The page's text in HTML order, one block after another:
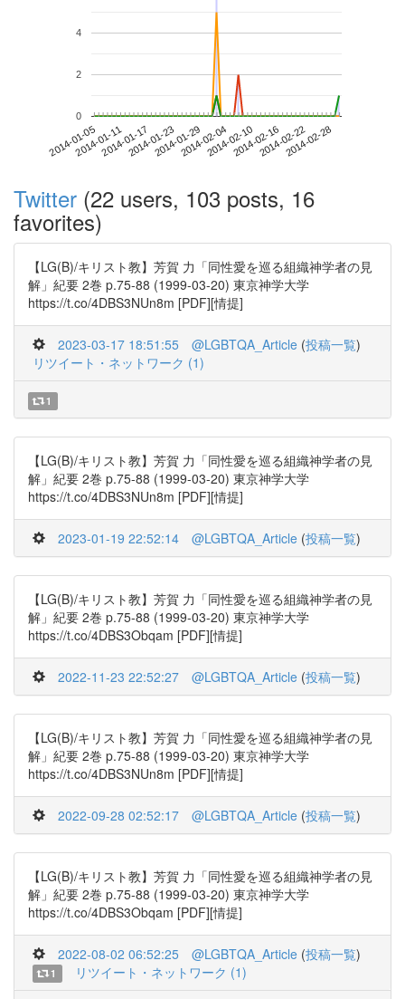
2014-01-052014-01-112014-01-172014-01-232014-01-292014-02-042014-02-102014-02-162014-02-222014-02-28
0
2
4
Twitter (22 users, 103 posts, 16
favorites)
【LG(B)/キリスト教】芳賀 力「同性愛を巡る組織神学者の見
解」紀要 2巻 p.75-88 (1999-03-20) 東京神学大学
https://t.co/4DBS3NUn8m [PDF][情提]
2023-03-17 18:51:55 @LGBTQA_Article (投稿一覧)
リツイート・ネットワーク (1)
1
【LG(B)/キリスト教】芳賀 力「同性愛を巡る組織神学者の見
解」紀要 2巻 p.75-88 (1999-03-20) 東京神学大学
https://t.co/4DBS3NUn8m [PDF][情提]
2023-01-19 22:52:14 @LGBTQA_Article (投稿一覧)
【LG(B)/キリスト教】芳賀 力「同性愛を巡る組織神学者の見
解」紀要 2巻 p.75-88 (1999-03-20) 東京神学大学
https://t.co/4DBS3Obqam [PDF][情提]
2022-11-23 22:52:27 @LGBTQA_Article (投稿一覧)
【LG(B)/キリスト教】芳賀 力「同性愛を巡る組織神学者の見
解」紀要 2巻 p.75-88 (1999-03-20) 東京神学大学
https://t.co/4DBS3NUn8m [PDF][情提]
2022-09-28 02:52:17 @LGBTQA_Article (投稿一覧)
【LG(B)/キリスト教】芳賀 力「同性愛を巡る組織神学者の見
解」紀要 2巻 p.75-88 (1999-03-20) 東京神学大学
https://t.co/4DBS3Obqam [PDF][情提]
2022-08-02 06:52:25 @LGBTQA_Article (投稿一覧)
1 リツイート・ネットワーク (1)